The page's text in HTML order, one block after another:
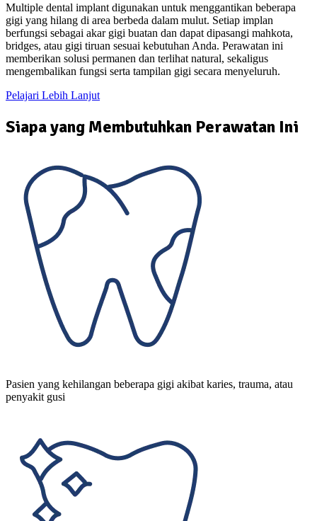
Multiple dental implant digunakan untuk menggantikan beberapa
gigi yang hilang di area berbeda dalam mulut. Setiap implan
berfungsi sebagai akar gigi buatan dan dapat dipasangi mahkota,
bridges, atau gigi tiruan sesuai kebutuhan Anda. Perawatan ini
memberikan solusi permanen dan terlihat natural, sekaligus
mengembalikan fungsi serta tampilan gigi secara menyeluruh.
Pelajari Lebih Lanjut
Siapa yang Membutuhkan Perawatan Ini
Pasien yang kehilangan beberapa gigi akibat karies, trauma, atau
penyakit gusi